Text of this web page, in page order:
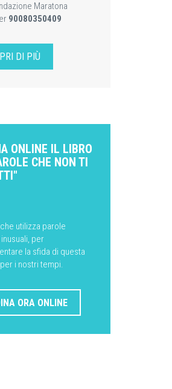
Maratona
90080350409
DI PIÙ
ONLINE IL LIBRO
CHE NON TI
utilizza parole
per
la sfida di questa
i nostri tempi.
ORA ONLINE